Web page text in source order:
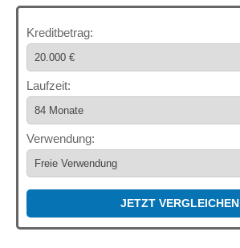
Kreditbetrag:
Laufzeit:
Verwendung:
JETZT VERGLEICHEN